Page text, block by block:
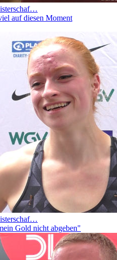
auf diesen Moment
Gold nicht abgeben"